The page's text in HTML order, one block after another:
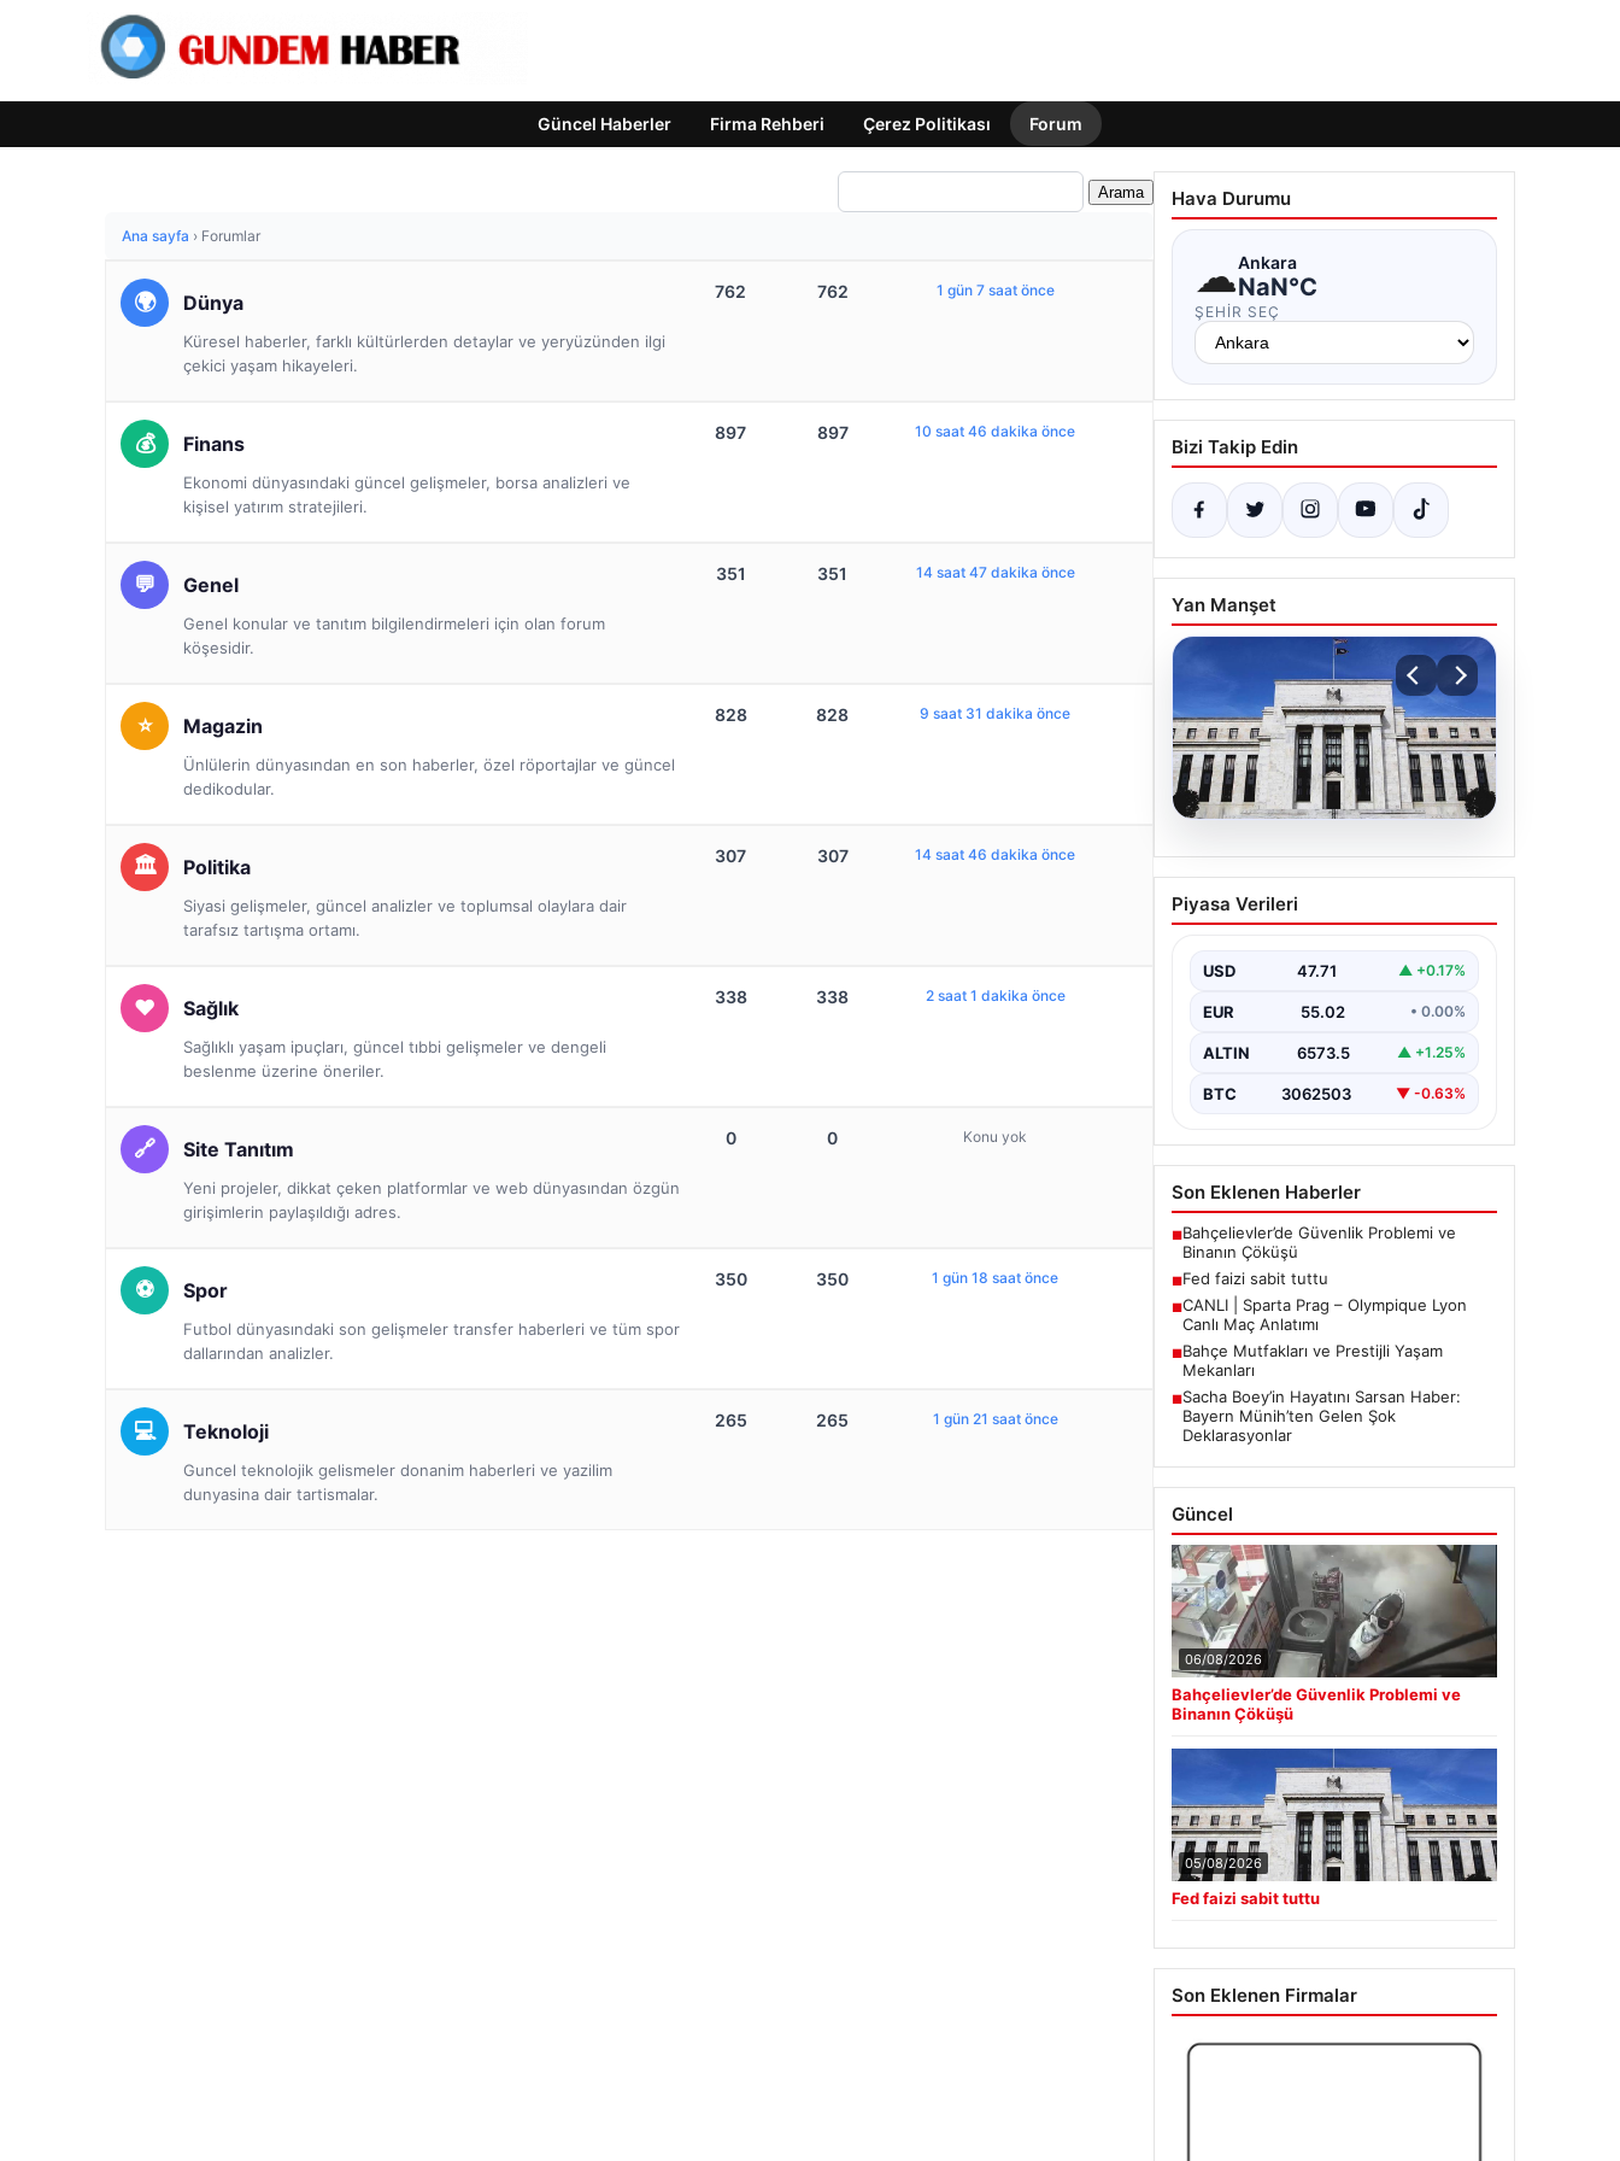
Güncel Haberler Firma Rehberi Çerez Politikası Forum
Ana sayfa › Forumlar
Dünya
Küresel haberler, farklı kültürlerden detaylar ve yeryüzünden ilgi
çekici yaşam hikayeleri.
762 762 1 gün 7 saat önce
Finans
Ekonomi dünyasındaki güncel gelişmeler, borsa analizleri ve
kişisel yatırım stratejileri.
897 897 10 saat 46 dakika önce
Genel
Genel konular ve tanıtım bilgilendirmeleri için olan forum
köşesidir.
351 351 14 saat 47 dakika önce
Magazin
Ünlülerin dünyasından en son haberler, özel röportajlar ve güncel
dedikodular.
828 828 9 saat 31 dakika önce
Politika
Siyasi gelişmeler, güncel analizler ve toplumsal olaylara dair
tarafsız tartışma ortamı.
307 307 14 saat 46 dakika önce
Sağlık
Sağlıklı yaşam ipuçları, güncel tıbbi gelişmeler ve dengeli
beslenme üzerine öneriler.
338 338 2 saat 1 dakika önce
Site Tanıtım
Yeni projeler, dikkat çeken platformlar ve web dünyasından özgün
girişimlerin paylaşıldığı adres.
0 0 Konu yok
Spor
Futbol dünyasındaki son gelişmeler transfer haberleri ve tüm spor
dallarından analizler.
350 350 1 gün 18 saat önce
Teknoloji
Guncel teknolojik gelismeler donanim haberleri ve yazilim
dunyasina dair tartismalar.
265 265 1 gün 21 saat önce
Hava Durumu
☁Ankara
NaN°C
ŞEHIR SEÇ
Bizi Takip Edin
Yan Manşet
CANLI | Sparta Prag –
Olympique Lyon Canlı
Piyasa Verileri
USD 47.71 ▲ +0.17%
EUR 55.02 • 0.00%
ALTIN 6573.5 ▲ +1.25%
BTC 3062503 ▼ -0.63%
Son Eklenen Haberler
■Bahçelievler’de Güvenlik Problemi ve
Binanın Çöküşü
■Fed faizi sabit tuttu
■CANLI | Sparta Prag – Olympique Lyon
Canlı Maç Anlatımı
■Bahçe Mutfakları ve Prestijli Yaşam
Mekanları
■Sacha Boey’in Hayatını Sarsan Haber:
Bayern Münih’ten Gelen Şok
Deklarasyonlar
Güncel
06/08/2026
Bahçelievler’de Güvenlik Problemi ve
Binanın Çöküşü
05/08/2026
Fed faizi sabit tuttu
Son Eklenen Firmalar